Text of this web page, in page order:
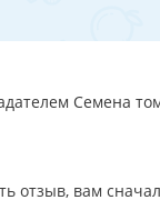
Семена
отзыв, вам